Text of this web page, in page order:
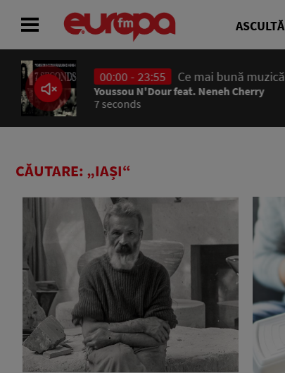
00:00 - 23:55 Ce mai bună
Youssou N'Dour feat. Neneh Cherry
7 seconds
CĂUTARE: „IAȘI“
ACASĂ
ȘTIRI
CONCURSURI
PODCAST
ASCULTĂ LIVE